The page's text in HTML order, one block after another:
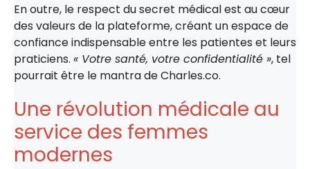
En outre, le respect du secret médical est au cœur
des valeurs de la plateforme, créant un espace de
confiance indispensable entre les patientes et leurs
praticiens. « Votre santé, votre confidentialité », tel
pourrait être le mantra de Charles.co.
Une révolution médicale au
service des femmes
modernes